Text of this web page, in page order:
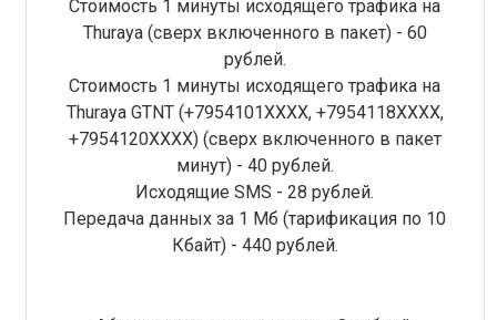
Стоимость 1 минуты исходящего трафика на
Thuraya (сверх включенного в пакет) - 60
рублей.
Стоимость 1 минуты исходящего трафика на
Thuraya GTNT (+7954101XXXX, +7954118ХХХХ,
+7954120ХХХХ) (сверх включенного в пакет
минут) - 40 рублей.
Исходящие SMS - 28 рублей.
Передача данных за 1 Мб (тарификация по 10
Кбайт) - 440 рублей.